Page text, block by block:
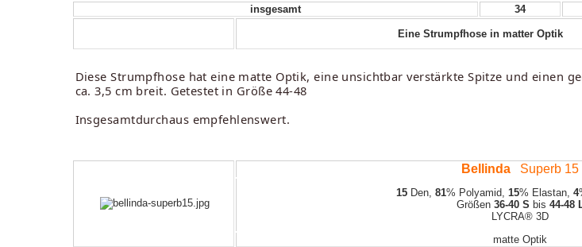
insgesamt
34
Eine Strumpfhose in matter Optik
Diese Strumpfhose hat eine matte Optik, eine unsichtbar verstärkte Spitze und einen
ca. 3,5 cm breit. Getestet in Größe 44-48
Insgesamtdurchaus empfehlenswert.
Bellinda Superb 15
15Den, 81% Polyamid, 15% Elastan, 4
Größen 36-40 S bis 44-48
LYCRA® 3D
matte Optik